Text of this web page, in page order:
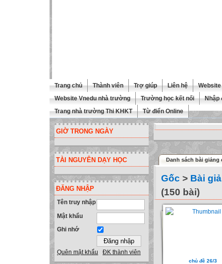
Trang chủ Thành viên Trợ giúp Liên hệ
Website Vnedu nhà trường
Trường học kết nối
Nhập
Trang nhà trường Thi KHKT
Từ điển Online
GIỜ TRONG NGÀY
TÀI NGUYÊN DẠY HỌC
ĐĂNG NHẬP
Tên truy nhập
Mật khẩu
Ghi nhớ
Quên mật khẩu ĐK thành viên
Danh sách bài giảng
Gốc > Bài
(150 bài)
chủ đề 26/3